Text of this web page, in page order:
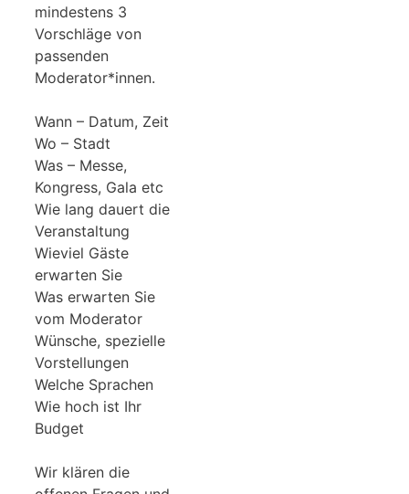
mindestens 3
Vorschläge von
passenden
Moderator*innen.
Wann – Datum, Zeit
Wo – Stadt
Was – Messe,
Kongress, Gala etc
Wie lang dauert die
Veranstaltung
Wieviel Gäste
erwarten Sie
Was erwarten Sie
vom Moderator
Wünsche, spezielle
Vorstellungen
Welche Sprachen
Wie hoch ist Ihr
Budget
Wir klären die